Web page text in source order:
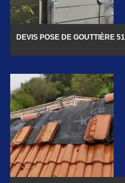
DEVIS POSE DE GOUTTIÈRE 51